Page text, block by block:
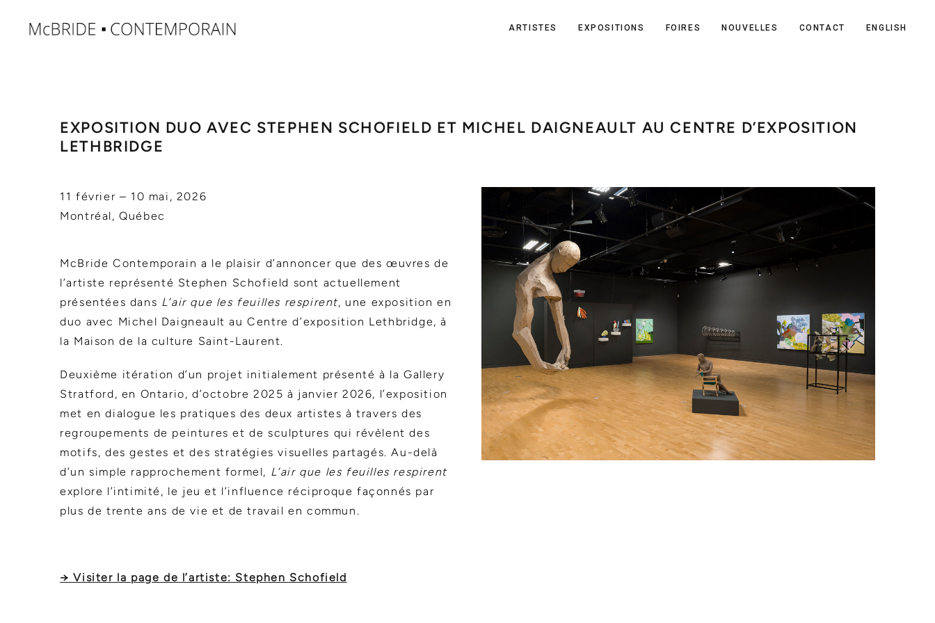
ARTISTES EXPOSITIONS FOIRES NOUVELLES CONTACT ENGLISH
EXPOSITION DUO AVEC STEPHEN SCHOFIELD ET MICHEL DAIGNEAULT AU CENTRE D’EXPOSITION
LETHBRIDGE
11 février – 10 mai, 2026
Montréal, Québec
McBride Contemporain a le plaisir d’annoncer que des œuvres de
l’artiste représenté Stephen Schofield sont actuellement
présentées dans L’air que les feuilles respirent, une exposition en
duo avec Michel Daigneault au Centre d’exposition Lethbridge, à
la Maison de la culture Saint-Laurent.
Deuxième itération d’un projet initialement présenté à la Gallery
Stratford, en Ontario, d’octobre 2025 à janvier 2026, l’exposition
met en dialogue les pratiques des deux artistes à travers des
regroupements de peintures et de sculptures qui révèlent des
motifs, des gestes et des stratégies visuelles partagés. Au-delà
d’un simple rapprochement formel, L’air que les feuilles respirent
explore l’intimité, le jeu et l’influence réciproque façonnés par
plus de trente ans de vie et de travail en commun.
→ Visiter la page de l’artiste: Stephen Schofield